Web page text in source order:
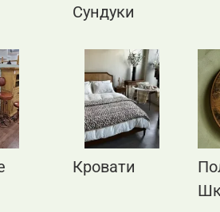
Сундуки
Кровати